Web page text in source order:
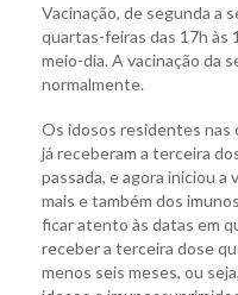
Vacinação, de segunda a
quartas-feiras das 17h às
meio-dia. A vacinação da
normalmente.
Os idosos residentes nas
já receberam a terceira
passada, e agora iniciou a
mais e também dos
ficar atento às datas em
receber a terceira dose
menos seis meses, ou